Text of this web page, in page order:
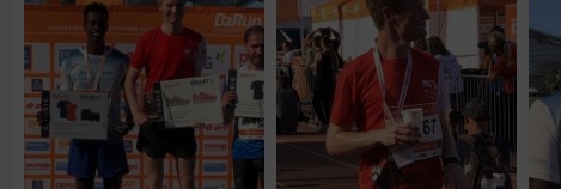
Funktional
Werbung